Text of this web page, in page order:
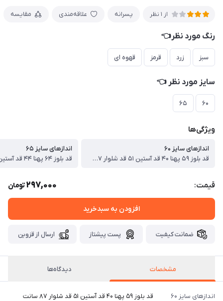
از 1 نظر پسرانه علاقه‌مندی مقایسه
رنگ مورد نظر👈
سبز زرد قرمز قهوه ای
سایز مورد نظر 👈
۶۰ ۶۵
ویژگی‌ها
اندازهای سایز ۶۰
قد بلوز ۵۹ پهنا ۴۰ قد آستین ۵۱ قد شلوار ۸۷ سانت
اندازهای سایز ۶۵
قیمت: 297,000تومان
افزودن به سبدخرید
ضمانت کیفیت پست پیشتاز ارسال از قزوین
مشخصات دیدگاه‌ها
اندازهای سایز ۶۰ قد بلوز ۵۹ پهنا ۴۰ قد آستین ۵۱ قد شلوار ۸۷ سانت